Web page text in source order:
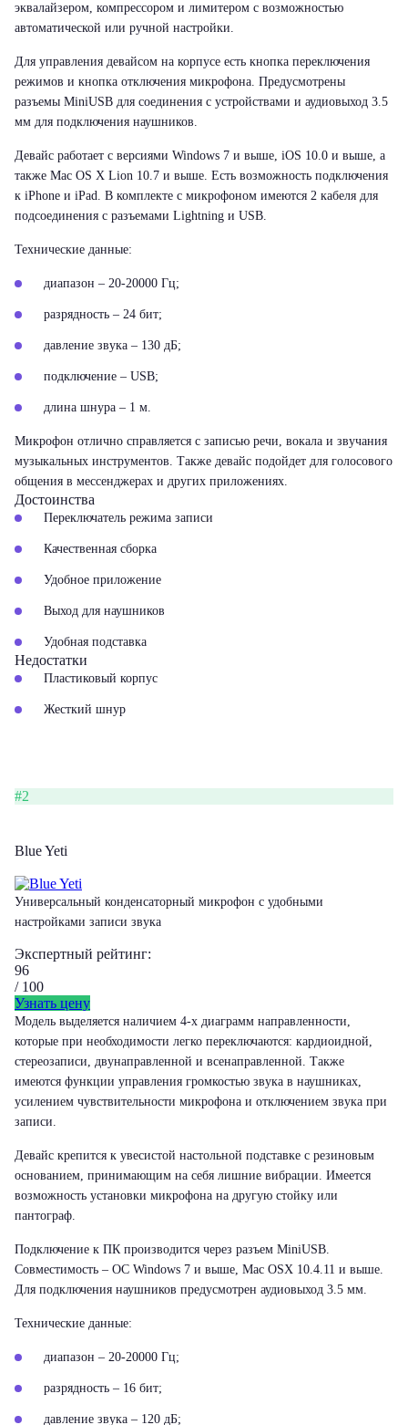
эквалайзером, компрессором и лимитером с возможностью
автоматической или ручной настройки.
Для управления девайсом на корпусе есть кнопка переключения
режимов и кнопка отключения микрофона. Предусмотрены
разъемы MiniUSB для соединения с устройствами и аудиовыход 3.5
мм для подключения наушников.
Девайс работает с версиями Windows 7 и выше, iOS 10.0 и выше, а
также Мас OS X Lion 10.7 и выше. Есть возможность подключения
к iPhone и iPad. В комплекте с микрофоном имеются 2 кабеля для
подсоединения с разъемами Lightning и USB.
Технические данные:
диапазон – 20-20000 Гц;
разрядность – 24 бит;
давление звука – 130 дБ;
подключение – USB;
длина шнура – 1 м.
Микрофон отлично справляется с записью речи, вокала и звучания
музыкальных инструментов. Также девайс подойдет для голосового
общения в мессенджерах и других приложениях.
Достоинства
Переключатель режима записи
Качественная сборка
Удобное приложение
Выход для наушников
Удобная подставка
Недостатки
Пластиковый корпус
Жесткий шнур
#2
Blue Yeti
Универсальный конденсаторный микрофон с удобными
настройками записи звука
Экспертный рейтинг:
96
/ 100
Узнать цену
Модель выделяется наличием 4-х диаграмм направленности,
которые при необходимости легко переключаются: кардиоидной,
стереозаписи, двунаправленной и всенаправленной. Также
имеются функции управления громкостью звука в наушниках,
усилением чувствительности микрофона и отключением звука при
записи.
Девайс крепится к увесистой настольной подставке с резиновым
основанием, принимающим на себя лишние вибрации. Имеется
возможность установки микрофона на другую стойку или
пантограф.
Подключение к ПК производится через разъем MiniUSB.
Совместимость – ОС Windows 7 и выше, Mac OSX 10.4.11 и выше.
Для подключения наушников предусмотрен аудиовыход 3.5 мм.
Технические данные:
диапазон – 20-20000 Гц;
разрядность – 16 бит;
давление звука – 120 дБ;